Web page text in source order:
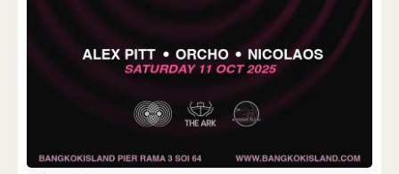
CONTACT US